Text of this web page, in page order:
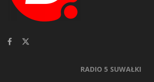
RADIO 5 SUWAŁKI